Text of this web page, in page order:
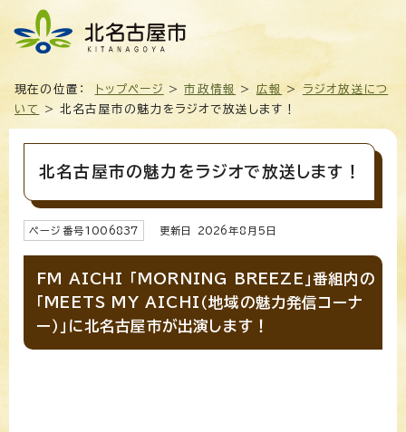
現在の位置： トップページ >市政情報 > 広報 > ラジオ放送につ
いて
> 北名古屋市の魅力をラジオで放送します！
北名古屋市の魅力をラジオで放送します！
ページ番号1006837 更新日 2026年8月5日
FM AICHI 「MORNING BREEZE」番組内の
「MEETS MY AICHI（地域の魅力発信コーナ
ー）」に北名古屋市が出演します！